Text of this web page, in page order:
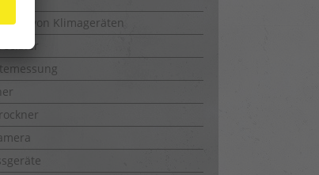
von Klimageräten